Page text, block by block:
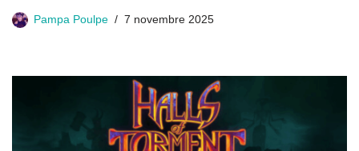
Pampa Poulpe 7 novembre 2025